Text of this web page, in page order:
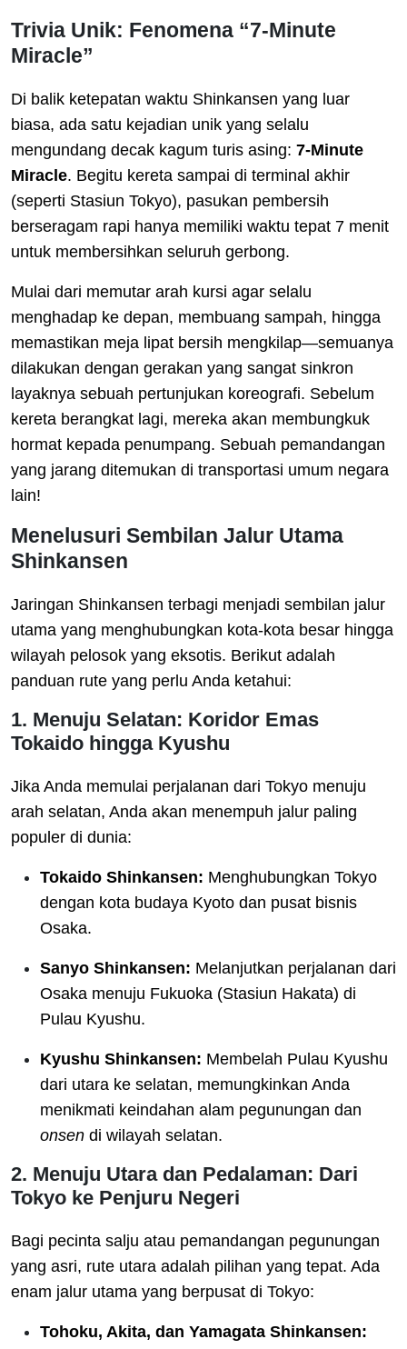
Trivia Unik: Fenomena “7-Minute
Miracle”
Di balik ketepatan waktu Shinkansen yang luar
biasa, ada satu kejadian unik yang selalu
mengundang decak kagum turis asing: 7-Minute
Miracle. Begitu kereta sampai di terminal akhir
(seperti Stasiun Tokyo), pasukan pembersih
berseragam rapi hanya memiliki waktu tepat 7 menit
untuk membersihkan seluruh gerbong.
Mulai dari memutar arah kursi agar selalu
menghadap ke depan, membuang sampah, hingga
memastikan meja lipat bersih mengkilap—semuanya
dilakukan dengan gerakan yang sangat sinkron
layaknya sebuah pertunjukan koreografi. Sebelum
kereta berangkat lagi, mereka akan membungkuk
hormat kepada penumpang. Sebuah pemandangan
yang jarang ditemukan di transportasi umum negara
lain!
Menelusuri Sembilan Jalur Utama
Shinkansen
Jaringan Shinkansen terbagi menjadi sembilan jalur
utama yang menghubungkan kota-kota besar hingga
wilayah pelosok yang eksotis. Berikut adalah
panduan rute yang perlu Anda ketahui:
1. Menuju Selatan: Koridor Emas
Tokaido hingga Kyushu
Jika Anda memulai perjalanan dari Tokyo menuju
arah selatan, Anda akan menempuh jalur paling
populer di dunia:
Tokaido Shinkansen: Menghubungkan Tokyo
dengan kota budaya Kyoto dan pusat bisnis
Osaka.
Sanyo Shinkansen: Melanjutkan perjalanan dari
Osaka menuju Fukuoka (Stasiun Hakata) di
Pulau Kyushu.
Kyushu Shinkansen: Membelah Pulau Kyushu
dari utara ke selatan, memungkinkan Anda
menikmati keindahan alam pegunungan dan
onsen di wilayah selatan.
2. Menuju Utara dan Pedalaman: Dari
Tokyo ke Penjuru Negeri
Bagi pecinta salju atau pemandangan pegunungan
yang asri, rute utara adalah pilihan yang tepat. Ada
enam jalur utama yang berpusat di Tokyo:
Tohoku, Akita, dan Yamagata Shinkansen: